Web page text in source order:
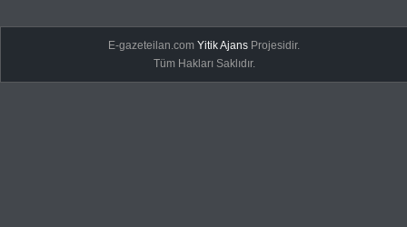
E-gazeteilan.comYitik Ajans Projesidir.
Tüm Hakları Saklıdır.